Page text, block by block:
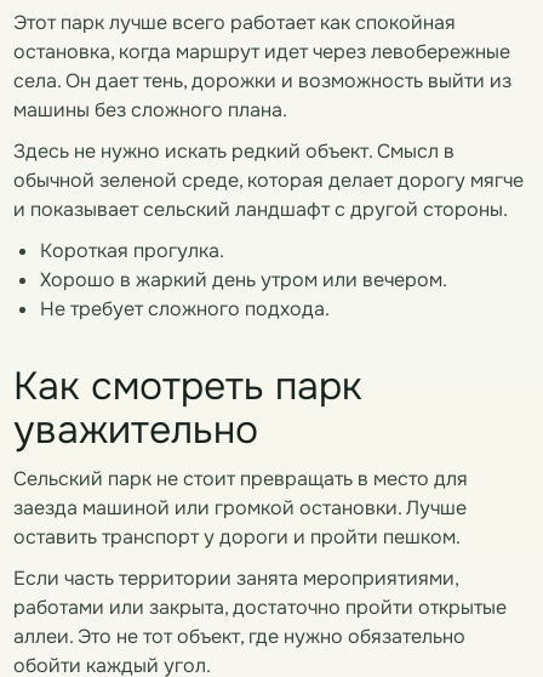
Этот парк лучше всего работает как спокойная
остановка, когда маршрут идет через левобережные
села. Он дает тень, дорожки и возможность выйти из
машины без сложного плана.
Здесь не нужно искать редкий объект. Смысл в
обычной зеленой среде, которая делает дорогу мягче
и показывает сельский ландшафт с другой стороны.
Короткая прогулка.
Хорошо в жаркий день утром или вечером.
Не требует сложного подхода.
Как смотреть парк
уважительно
Сельский парк не стоит превращать в место для
заезда машиной или громкой остановки. Лучше
оставить транспорт у дороги и пройти пешком.
Если часть территории занята мероприятиями,
работами или закрыта, достаточно пройти открытые
аллеи. Это не тот объект, где нужно обязательно
обойти каждый угол.